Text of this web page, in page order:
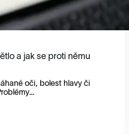
a jak se proti němu
oči, bolest hlavy či